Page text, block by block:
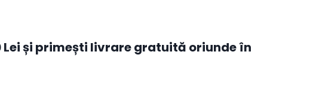
și primești livrare gratuită oriunde în